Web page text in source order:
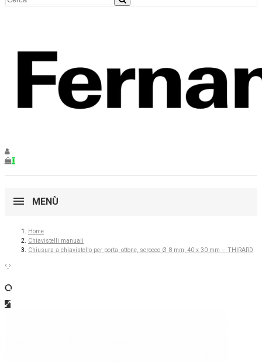
0
MENÙ
Home
Chiavistelli manuali
Chiusura a chiavistello per porta, ottone, scrocco Ø 8 mm, 40 x 30 mm – THIRARD